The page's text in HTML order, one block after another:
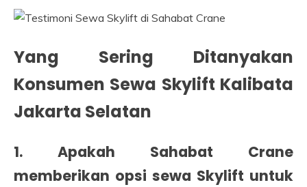
Yang Sering Ditanyakan
Konsumen Sewa Skylift Kalibata
Jakarta Selatan
1. Apakah Sahabat Crane
memberikan opsi sewa Skylift untuk